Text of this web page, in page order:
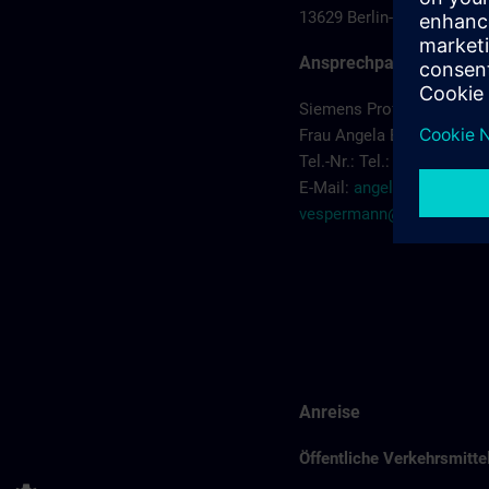
13629 Berlin-
Ansprechpartner
Siemens Professional
Frau Angela Behns-
Tel.-Nr.: Tel.: +49 (0) 172
E-Mail: angela.behns-
Anreise
Öffentliche